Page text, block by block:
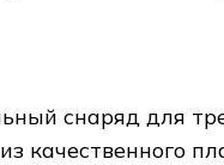
снаряд для
качественного